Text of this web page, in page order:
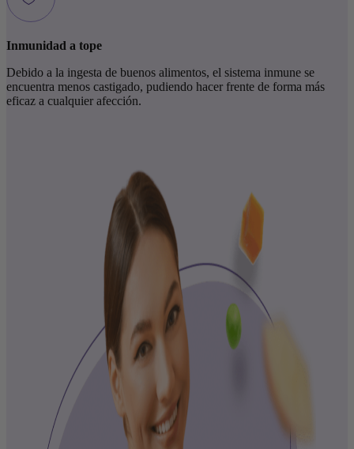
Inmunidad a tope
Debido a la ingesta de buenos alimentos, el sistema inmune se
encuentra menos castigado, pudiendo hacer frente de forma más
eficaz a cualquier afección.